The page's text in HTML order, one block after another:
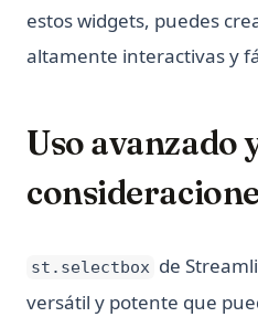
estos widgets, puedes
altamente interactivas y
Uso avanzado
st.selectbox de
versátil y potente que